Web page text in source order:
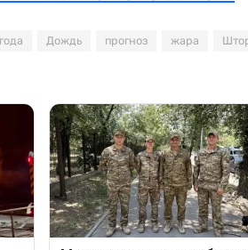
Дождь прогноз жара